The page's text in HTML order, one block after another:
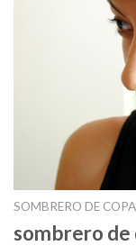
SOMBRERO DE COPA
sombrero de